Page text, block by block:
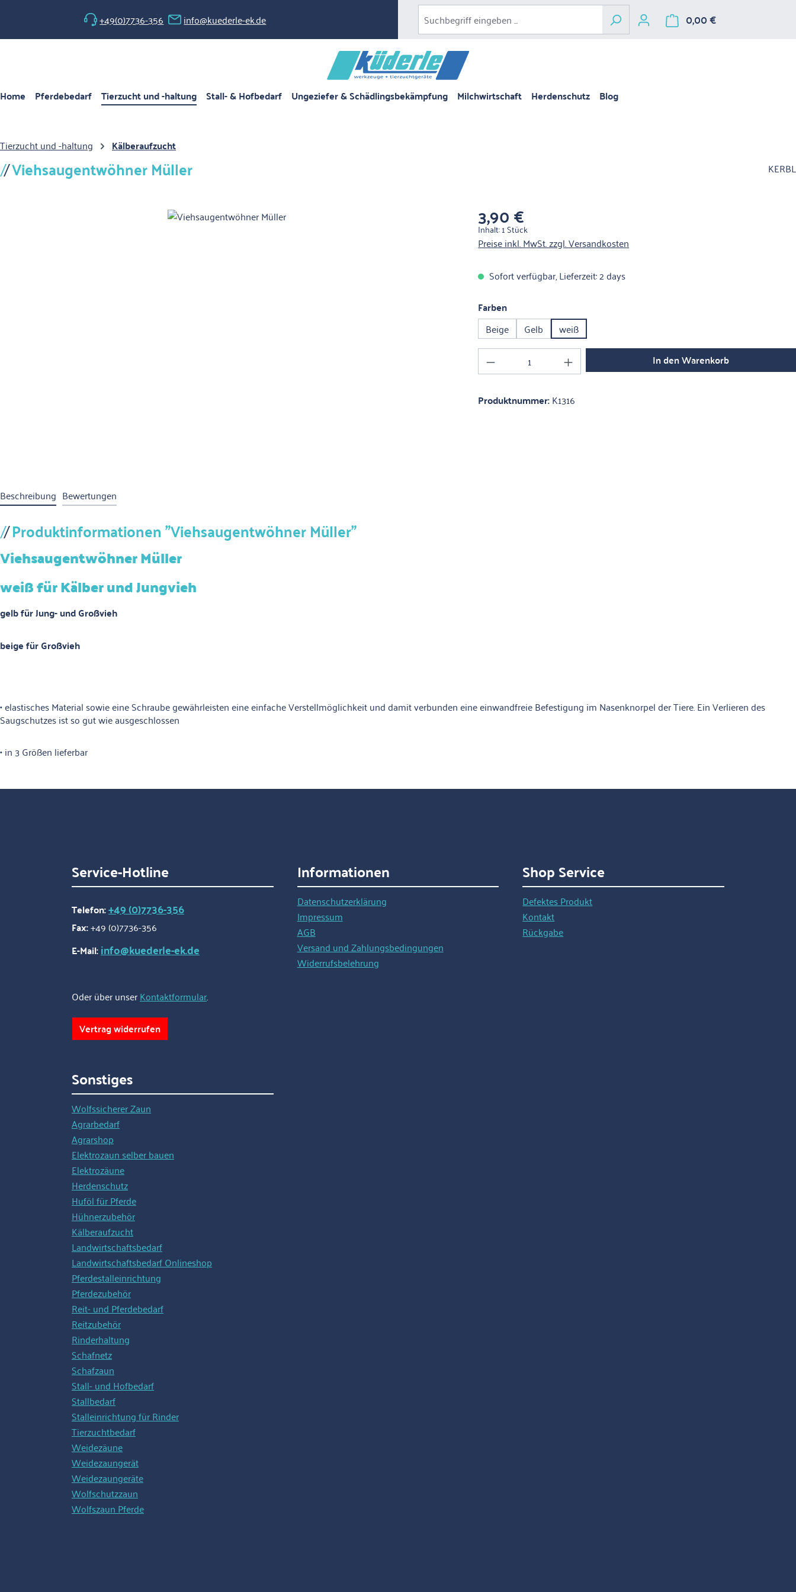
Hauptinhalt springen
Zur Hauptnavigation springen+49(0)7736-356 info@kuederle-ek.de 0,00 €Warenkorb
Home Pferdebedarf Tierzucht und -haltung Stall- & Hofbedarf Ungeziefer & Schädlingsbekämpfung Milchwirtschaft Herdenschutz Blog
Tierzucht und -haltung Kälberaufzucht
Viehsaugentwöhner Müller KERBL
Regulärer Preis:
3,90 €
Inhalt:1 Stück
Preise inkl. MwSt. zzgl. Versandkosten
Sofort verfügbar, Lieferzeit: 2 days
Farbenauswählen
Beige Gelb weiß
Produkt Anzahl: Gib den gewünschten Wert ein
In den Warenkorb
Produktnummer:K1316
Beschreibung Bewertungen
Produktinformationen "Viehsaugentwöhner Müller"
Viehsaugentwöhner Müller
weiß für Kälber und Jungvieh
gelb für Jung- und Großvieh
beige für Großvieh
• elastisches Material sowie eine Schraube gewährleisten eine einfache Verstellmöglichkeit und damit verbunden eine einwandfreie Befestigung im Nasenknorpel der Tiere. Ein Verlieren des
Saugschutzes ist so gut wie ausgeschlossen
• in 3 Größen lieferbar
Service-Hotline
Telefon:+49 (0)7736-356
Fax:+49 (0)7736-356
E-Mail:info@kuederle-ek.de
Oder über unserKontaktformular.
Vertrag widerrufen
Informationen
Datenschutzerklärung
Impressum
AGB
Versand und Zahlungsbedingungen
Widerrufsbelehrung
Shop Service
Defektes Produkt
Kontakt
Rückgabe
Sonstiges
Wolfssicherer Zaun
Agrarbedarf
Agrarshop
Elektrozaun selber bauen
Elektrozäune
Herdenschutz
Huföl für Pferde
Hühnerzubehör
Kälberaufzucht
Landwirtschaftsbedarf
Landwirtschaftsbedarf Onlineshop
Pferdestalleinrichtung
Pferdezubehör
Reit- und Pferdebedarf
Reitzubehör
Rinderhaltung
Schafnetz
Schafzaun
Stall- und Hofbedarf
Stallbedarf
Stalleinrichtung für Rinder
Tierzuchtbedarf
Weidezäune
Weidezaungerät
Weidezaungeräte
Wolfschutzzaun
Wolfszaun Pferde